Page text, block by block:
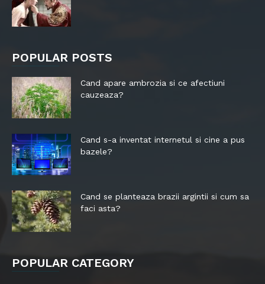
POPULAR POSTS
Cand apare ambrozia si ce afectiuni
cauzeaza?
Cand s-a inventat internetul si cine a pus
bazele?
Cand se planteaza brazii argintii si cum sa
faci asta?
POPULAR CATEGORY